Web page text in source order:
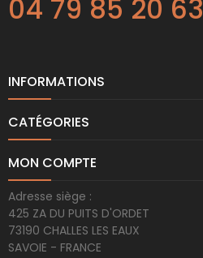
04 79 85 20 63
INFORMATIONS
CATÉGORIES
MON COMPTE
Adresse siège :
425 ZA DU PUITS D'ORDET
73190 CHALLES LES EAUX
SAVOIE - FRANCE